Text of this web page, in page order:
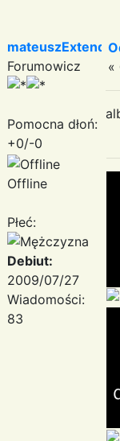
Forumowicz
Pomocna dłoń:
+0/-0
Offline
Płeć:
Debiut:
2009/07/27
Wiadomości:
83
«